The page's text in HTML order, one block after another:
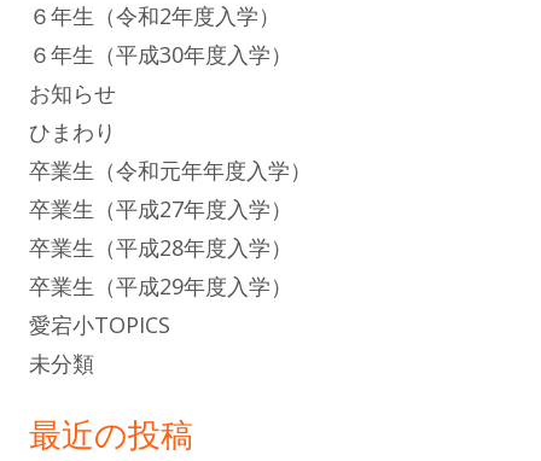
６年生（令和2年度入学）
６年生（平成30年度入学）
お知らせ
ひまわり
卒業生（令和元年年度入学）
卒業生（平成27年度入学）
卒業生（平成28年度入学）
卒業生（平成29年度入学）
愛宕小TOPICS
未分類
最近の投稿